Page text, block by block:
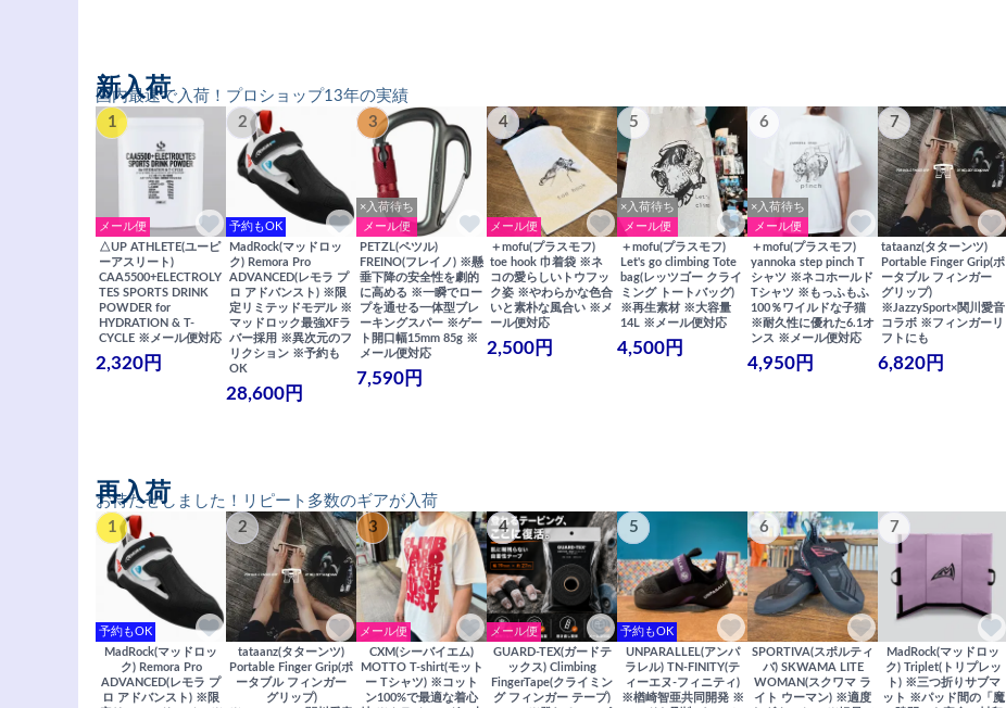
国内最速で入荷！プロショップ13年の実績
新入荷
1
メール便
△UP ATHLETE(ユーピ
ーアスリート)
CAA5500+ELECTROLY
TES SPORTS DRINK
POWDER for
HYDRATION & T-
CYCLE ※メール便対応
2,320円
2
予約もOK
MadRock(マッドロッ
ク) Remora Pro
ADVANCED(レモラ プ
ロ アドバンスト) ※限
定リミテッドモデル ※
マッドロック最強XFラ
バー採用 ※異次元のフ
リクション ※予約も
OK
28,600円
3
×入荷待ち
メール便
PETZL(ペツル)
FREINO(フレイノ) ※懸
垂下降の安全性を劇的
に高める ※一瞬でロー
プを通せる一体型ブレ
ーキングスパー ※ゲー
ト開口幅15mm 85g ※
メール便対応
7,590円
4
メール便
＋mofu(プラスモフ)
toe hook 巾着袋 ※ネ
コの愛らしいトウフッ
ク姿 ※やわらかな色合
いと素朴な風合い ※メ
ール便対応
2,500円
5
×入荷待ち
メール便
＋mofu(プラスモフ)
Let's go climbing Tote
bag(レッツゴー クライ
ミング トートバッグ)
※再生素材 ※大容量
14L ※メール便対応
4,500円
6
×入荷待ち
メール便
＋mofu(プラスモフ)
yannoka step pinch T
シャツ ※ネコホールド
Tシャツ ※もっふもふ
100％ワイルドな子猫
※耐久性に優れた6.1オ
ンス ※メール便対応
4,950円
7
tataanz(タターンツ)
Portable Finger Grip(ポ
ータブル フィンガー
グリップ)
※JazzySport×関川愛音
コラボ ※フィンガーリ
フトにも
6,820円
お待たせしました！リピート多数のギアが入荷
再入荷
1
予約もOK
MadRock(マッドロッ
ク) Remora Pro
ADVANCED(レモラ プ
ロ アドバンスト) ※限
2
tataanz(タターンツ)
Portable Finger Grip(ポ
ータブル フィンガー
グリップ)
3
メール便
CXM(シーバイエム)
MOTTO T-shirt(モット
ー Tシャツ) ※コット
ン100%で最適な着心
4
メール便
GUARD-TEX(ガードテ
ックス) Climbing
FingerTape(クライミン
グ フィンガー テープ)
5
予約もOK
UNPARALLEL(アンパ
ラレル) TN-FINITY(テ
ィーエヌ-フィニティ)
※楢崎智亜共同開発 ※
6
SPORTIVA(スポルティ
バ) SKWAMA LITE
WOMAN(スクワマ ラ
イト ウーマン) ※適度
7
MadRock(マッドロッ
ク) Triplet(トリプレッ
ト) ※三つ折りサブマ
ット ※パッド間の「魔